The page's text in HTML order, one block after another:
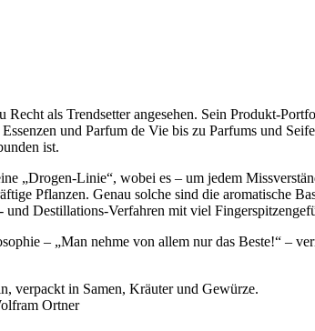
als Trendsetter angesehen. Sein Produkt-
und Parfum de Vie bis zu Parfums und
ist.
„Drogen-Linie“, wobei es – um jedem
Pflanzen. Genau solche sind die aromatische
Destillations-Verfahren mit viel
– „Man nehme von allem nur das Beste!“ –
verpackt in Samen, Kräuter und Gewürze.
Ortner